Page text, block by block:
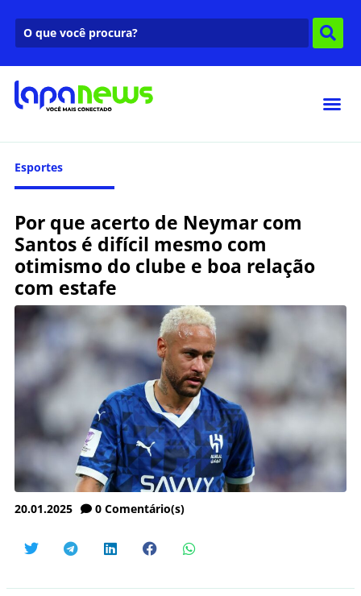
Esportes
Por que acerto de Neymar com
Santos é difícil mesmo com
otimismo do clube e boa relação
com estafe
20.01.2025 0 Comentário(s)